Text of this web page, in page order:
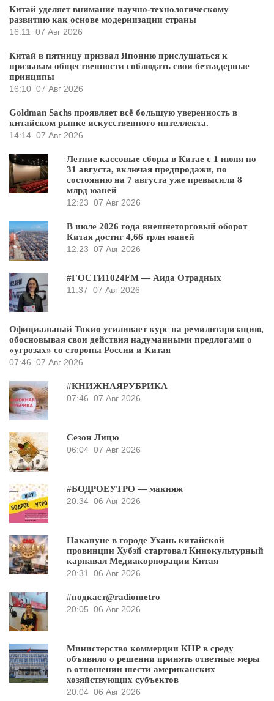
Китай уделяет внимание научно-технологическому
развитию как основе модернизации страны
16:11
07 Авг 2026
Китай в пятницу призвал Японию прислушаться к
призывам общественности соблюдать свои безъядерные
принципы
16:10 07 Авг 2026
Goldman Sachs проявляет всё большую уверенность в
китайском рынке искусственного интеллекта.
14:14 07 Авг 2026
Летние кассовые сборы в Китае с 1 июня по
31 августа, включая предпродажи, по
состоянию на 7 августа уже превысили 8
млрд юаней
12:23 07 Авг 2026
В июле 2026 года внешнеторговый оборот
Китая достиг 4,66 трлн юаней
12:23 07 Авг 2026
#ГОСТИ1024FM — Аида Отрадных
11:37 07 Авг 2026
Официальный Токио усиливает курс на ремилитаризацию,
обосновывая свои действия надуманными предлогами о
«угрозах» со стороны России и Китая
07:46 07 Авг 2026
#КНИЖНАЯРУБРИКА
07:46 07 Авг 2026
Сезон Лицю
06:04 07 Авг 2026
#БОДРОЕУТРО — макияж
20:34 06 Авг 2026
Накануне в городе Ухань китайской
провинции Хубэй стартовал Кинокультурный
карнавал Медиакорпорации Китая
20:31
06 Авг 2026
#подкаст@radiometro
20:05 06 Авг 2026
Министерство коммерции КНР в среду
объявило о решении принять ответные меры
в отношении шести американских
хозяйствующих субъектов
20:04 06 Авг 2026